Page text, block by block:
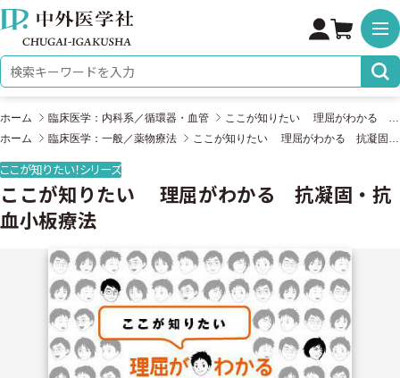
株式会社 中外医学社
検索キーワード
ホーム 臨床医学：内科系／循環器・血管
ホーム
臨床医学：一般／薬物療法
ここが知りたい！シリーズ
ここが知りたい 理屈がわかる 抗凝固・抗
血小板療法